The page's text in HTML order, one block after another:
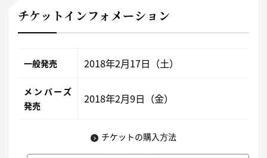
チケットインフォメーション
一般発売 2018年2月17日（土）
メンバーズ
発売
2018年2月9日（金）
チケットの購入方法